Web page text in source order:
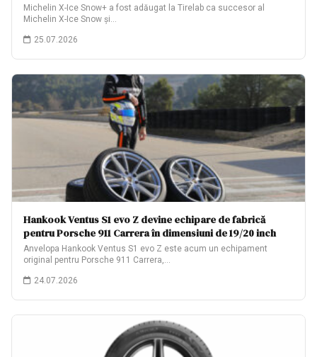
Michelin X-Ice Snow+ a fost adăugat la Tirelab ca succesor al
Michelin X-Ice Snow și…
25.07.2026
Hankook Ventus S1 evo Z devine echipare de fabrică
pentru Porsche 911 Carrera în dimensiuni de 19/20 inch
Anvelopa Hankook Ventus S1 evo Z este acum un echipament
original pentru Porsche 911 Carrera,…
24.07.2026